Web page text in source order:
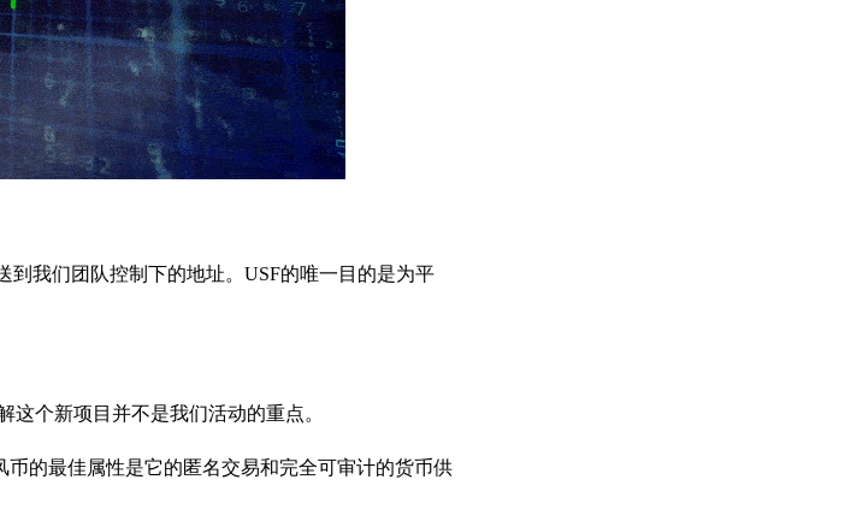
到我们团队控制下的地址。USF的唯一目的是为平
个新项目并不是我们活动的重点。
的最佳属性是它的匿名交易和完全可审计的货币供